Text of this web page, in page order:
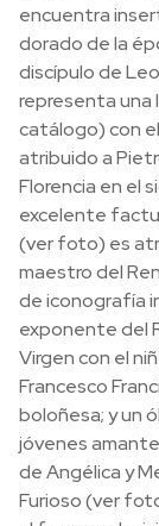
encuentra
dorado de la
discípulo de
representa una
catálogo) con
atribuido a
Florencia en el
excelente
(ver foto) es
maestro del
de iconografía
exponente del
Virgen con el
Francesco
boloñesa; y un
jóvenes
de Angélica y
Furioso (ver